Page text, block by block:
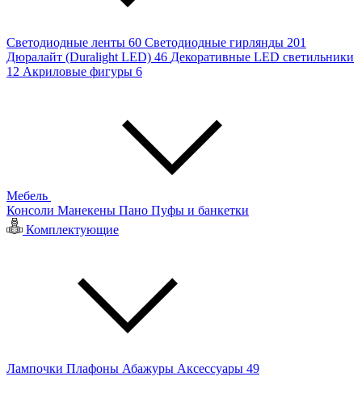
Светодиодные ленты 60 Светодиодные гирлянды 201
Дюралайт (Duralight LED) 46 Декоративные LED светильники
12 Акриловые фигуры 6
Мебель
Консоли Манекены Пано Пуфы и банкетки
Комплектующие
Лампочки Плафоны Абажуры Аксессуары 49